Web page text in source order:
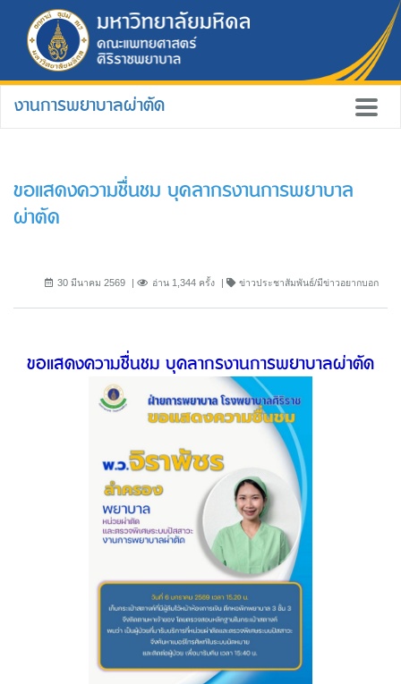
งานการพยาบาลผ่าตัด
ขอแสดงความชื่นชม บุคลากรงานการพยาบาล
ผ่าตัด
30 มีนาคม 2569 อ่าน 1,344 ครั้ง ข่าวประชาสัมพันธ์/มีข่าวอยากบอก
ขอแสดงความชื่นชม บุคลากรงานการพยาบาลผ่าตัด